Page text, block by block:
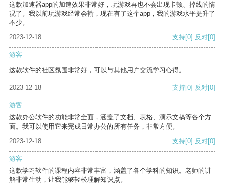
这款加速器app的加速效果非常好，玩游戏再也不会出现卡顿、掉线的情
况了。我以前玩游戏经常会输，现在有了这个app，我的游戏水平提升了
不少。
2023-12-18
支持[0] 反对[0]
游客
这款软件的社区氛围非常好，可以与其他用户交流学习心得。
2023-12-18 支持[0] 反对[0]
游客
这款办公软件的功能非常全面，涵盖了文档、表格、演示文稿等各个方
面。我可以使用它来完成日常办公的所有任务，非常方便。
2023-12-18
支持[0] 反对[0]
游客
这款学习软件的课程内容非常丰富，涵盖了各个学科的知识。老师的讲
解非常生动，让我能够轻松理解知识点。